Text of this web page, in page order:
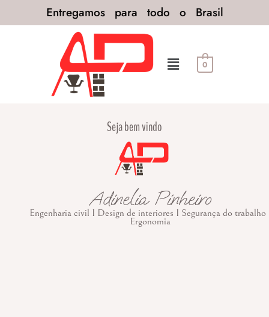
Entregamos para todo o Brasil
0
Seja bem vindo
Adinelia Pinheiro
Engenharia civil I Design de interiores I Segurança do trabalho
Ergonomia